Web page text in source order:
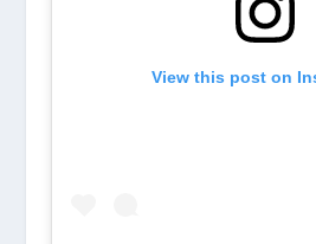
View this post on